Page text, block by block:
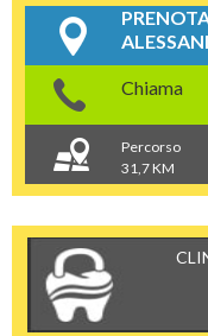
Chiama
Percorso
31,7 KM